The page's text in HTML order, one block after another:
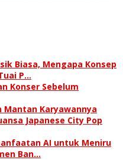
Biasa, Mengapa Konsep
P…
Konser Sebelum
Mantan Karyawannya
Japanese City Pop
AI untuk Meniru
Ban…